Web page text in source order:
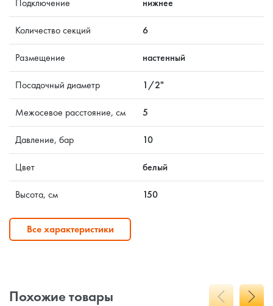
Подключение нижнее
Количество секций 6
Размещение настенный
Посадочный диаметр 1/2"
Межосевое расстояние, см 5
Давление, бар 10
Цвет белый
Высота, см 150
Все характеристики
Похожие товары